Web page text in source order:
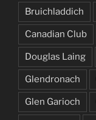
Bruichladdich
Canadian Club
Douglas Laing
Glendronach
Glen Garioch